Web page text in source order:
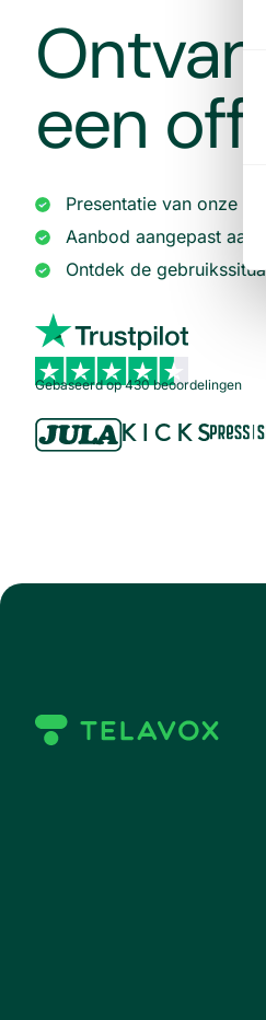
een
Presentatie van onze
Aanbod aangepast aan
Ontdek de
Gebaseerd op 430 beoordelingen